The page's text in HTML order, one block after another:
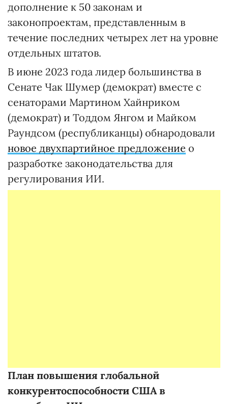
дополнение к 50 законам и
законопроектам, представленным в
течение последних четырех лет на уровне
отдельных штатов.
В июне 2023 года лидер большинства в
Сенате Чак Шумер (демократ) вместе с
сенаторами Мартином Хайнриком
(демократ) и Тоддом Янгом и Майком
Раундсом (республиканцы) обнародовали
новое двухпартийное предложение о
разработке законодательства для
регулирования ИИ.
План повышения глобальной
конкурентоспособности США в